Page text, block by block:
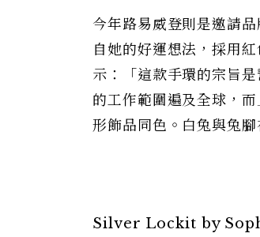
今年路易威登則是邀
自她的好運想法，採用
示：「這款手環的宗旨
的工作範圍遍及全球，
形飾品同色。白兔與兔腳
Silver Lockit by